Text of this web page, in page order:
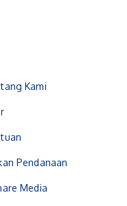
Kami
Pendanaan
Media